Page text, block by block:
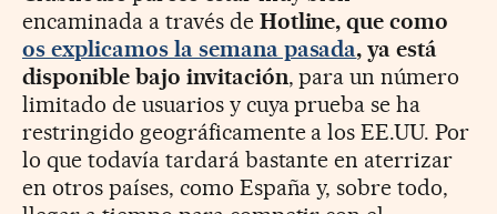
encaminada a través de Hotline, que como
os explicamos la semana pasada, ya está
disponible bajo invitación, para un número
limitado de usuarios y cuya prueba se ha
restringido geográficamente a los EE.UU. Por
lo que todavía tardará bastante en aterrizar
en otros países, como España y, sobre todo,